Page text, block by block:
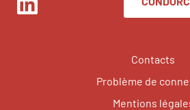
LinkedIn
Contacts
Problème de
Mentions